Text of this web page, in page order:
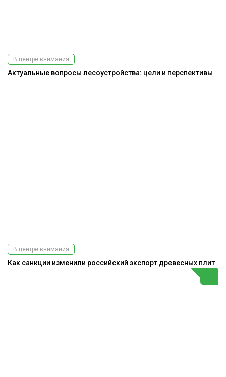
В центре внимания
Актуальные вопросы лесоустройства: цели и перспективы
В центре внимания
Как санкции изменили российский экспорт древесных плит